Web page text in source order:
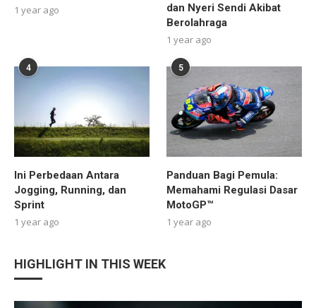
1 year ago
dan Nyeri Sendi Akibat
Berolahraga
1 year ago
4
Ini Perbedaan Antara
Jogging, Running, dan
Sprint
1 year ago
5
Panduan Bagi Pemula:
Memahami Regulasi Dasar
MotoGP™
1 year ago
HIGHLIGHT IN THIS WEEK